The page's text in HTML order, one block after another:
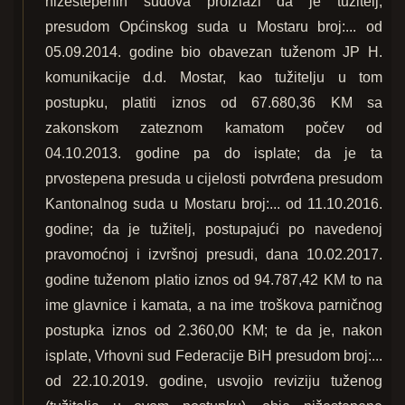
presudom Općinskog suda u Mostaru broj:... od
05.09.2014. godine bio obavezan tuženom JP H.
komunikacije d.d. Mostar, kao tužitelju u tom
postupku, platiti iznos od 67.680,36 KM sa
zakonskom zateznom kamatom počev od
04.10.2013. godine pa do isplate; da je ta
prvostepena presuda u cijelosti potvrđena presudom
Kantonalnog suda u Mostaru broj:... od 11.10.2016.
godine; da je tužitelj, postupajući po navedenoj
pravomoćnoj i izvršnoj presudi, dana 10.02.2017.
godine tuženom platio iznos od 94.787,42 KM to na
ime glavnice i kamata, a na ime troškova parničnog
postupka iznos od 2.360,00 KM; te da je, nakon
isplate, Vrhovni sud Federacije BiH presudom broj:...
od 22.10.2019. godine, usvojio reviziju tuženog